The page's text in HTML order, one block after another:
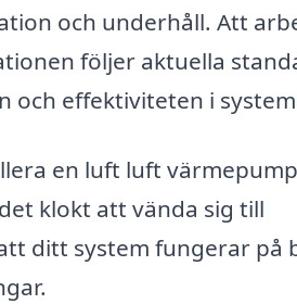
och underhåll. Att
följer aktuella
och effektiviteten i
en luft luft
klokt att vända sig till
ditt system fungerar på